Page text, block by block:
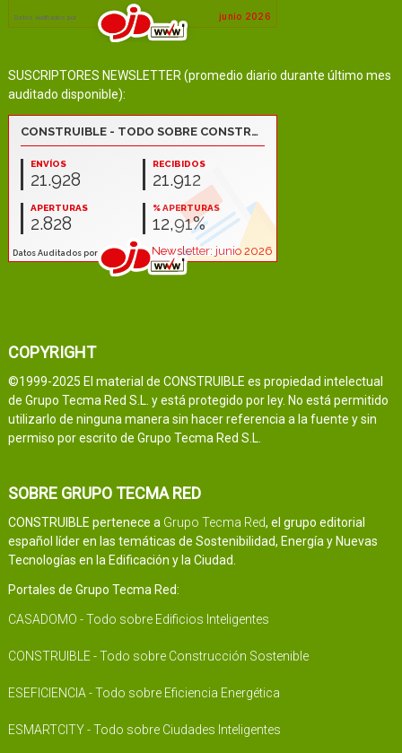
SUSCRIPTORES NEWSLETTER (promedio diario durante último mes
auditado disponible):
COPYRIGHT
©1999-2025 El material de CONSTRUIBLE es propiedad intelectual
de Grupo Tecma Red S.L. y está protegido por ley. No está permitido
utilizarlo de ninguna manera sin hacer referencia a la fuente y sin
permiso por escrito de Grupo Tecma Red S.L.
SOBRE GRUPO TECMA RED
CONSTRUIBLE pertenece a Grupo Tecma Red, el grupo editorial
español líder en las temáticas de Sostenibilidad, Energía y Nuevas
Tecnologías en la Edificación y la Ciudad.
Portales de Grupo Tecma Red:
CASADOMO - Todo sobre Edificios Inteligentes
CONSTRUIBLE - Todo sobre Construcción Sostenible
ESEFICIENCIA - Todo sobre Eficiencia Energética
ESMARTCITY - Todo sobre Ciudades Inteligentes